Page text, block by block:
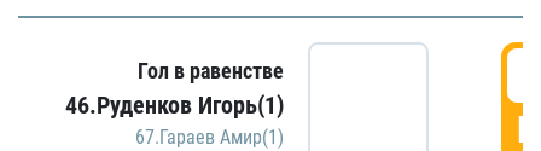
Гол в равенстве
46.Руденков Игорь(1)
67.Гараев Амир(1)